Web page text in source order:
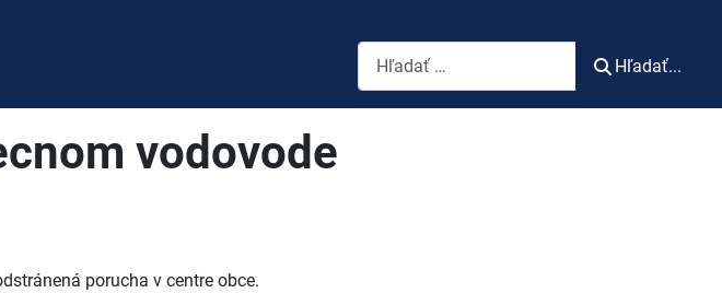
Vyhľadávanie
Hľadať...
vodovode
porucha v centre obce.